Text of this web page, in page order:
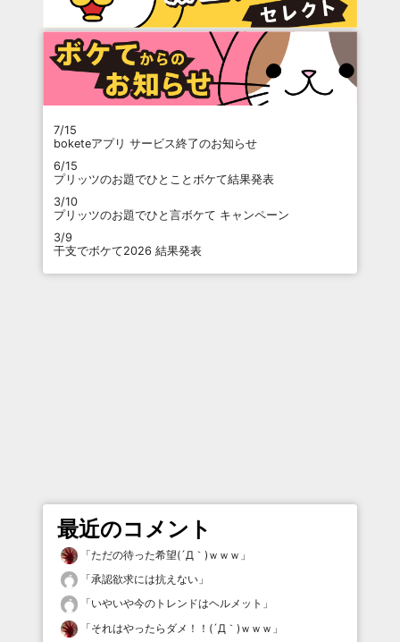
7/15
boketeアプリ サービス終了のお知らせ
6/15
プリッツのお題でひとことボケて結果発表
3/10
プリッツのお題でひと言ボケて キャンペーン
3/9
干支でボケて2026 結果発表
最近のコメント
「ただの待った希望(´Д｀)ｗｗｗ 」
「承認欲求には抗えない 」
「いやいや今のトレンドはヘルメット 」
「それはやったらダメ！！(´Д｀)ｗｗｗ 」